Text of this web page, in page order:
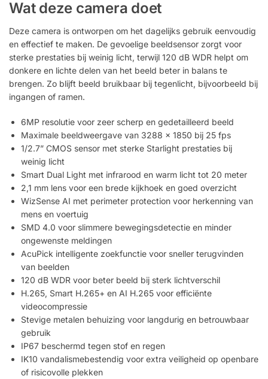
Wat deze camera doet
Deze camera is ontworpen om het dagelijks gebruik eenvoudig
en effectief te maken. De gevoelige beeldsensor zorgt voor
sterke prestaties bij weinig licht, terwijl 120 dB WDR helpt om
donkere en lichte delen van het beeld beter in balans te
brengen. Zo blijft beeld bruikbaar bij tegenlicht, bijvoorbeeld bij
ingangen of ramen.
6MP resolutie voor zeer scherp en gedetailleerd beeld
Maximale beeldweergave van 3288 x 1850 bij 25 fps
1/2.7” CMOS sensor met sterke Starlight prestaties bij
weinig licht
Smart Dual Light met infrarood en warm licht tot 20 meter
2,1 mm lens voor een brede kijkhoek en goed overzicht
WizSense AI met perimeter protection voor herkenning van
mens en voertuig
SMD 4.0 voor slimmere bewegingsdetectie en minder
ongewenste meldingen
AcuPick intelligente zoekfunctie voor sneller terugvinden
van beelden
120 dB WDR voor beter beeld bij sterk lichtverschil
H.265, Smart H.265+ en AI H.265 voor efficiënte
videocompressie
Stevige metalen behuizing voor langdurig en betrouwbaar
gebruik
IP67 beschermd tegen stof en regen
IK10 vandalismebestendig voor extra veiligheid op openbare
of risicovolle plekken